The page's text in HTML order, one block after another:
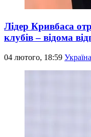
Лідер Кривбаса
клубів – відома
04 лютого, 18:59 Україна